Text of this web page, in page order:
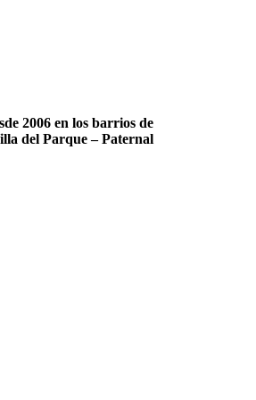
2006 en los barrios de
del Parque – Paternal